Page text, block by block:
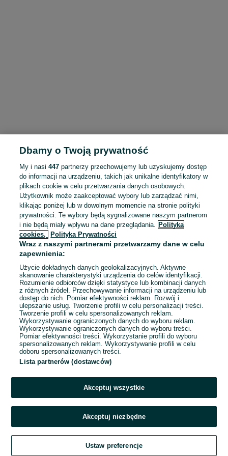
To ogłoszenie nie jest już dostępne
Przejdź na stronę główną
Dbamy o Twoją prywatność
My i nasi447 partnerzy przechowujemy lub uzyskujemy dostęp
do informacji na urządzeniu, takich jak unikalne identyfikatory w
plikach cookie w celu przetwarzania danych osobowych.
Użytkownik może zaakceptować wybory lub zarządzać nimi,
klikając poniżej lub w dowolnym momencie na stronie polityki
prywatności. Te wybory będą sygnalizowane naszym partnerom
i nie będą miały wpływu na dane przeglądania. Polityka
cookies,
Polityka Prywatności
Wraz z naszymi partnerami przetwarzamy dane w celu
zapewnienia:
Użycie dokładnych danych geolokalizacyjnych. Aktywne
skanowanie charakterystyki urządzenia do celów identyfikacji.
Rozumienie odbiorców dzięki statystyce lub kombinacji danych
z różnych źródeł. Przechowywanie informacji na urządzeniu lub
dostęp do nich. Pomiar efektywności reklam. Rozwój i
ulepszanie usług. Tworzenie profili w celu personalizacji treści.
Tworzenie profili w celu spersonalizowanych reklam.
Wykorzystywanie ograniczonych danych do wyboru reklam.
Wykorzystywanie ograniczonych danych do wyboru treści.
Pomiar efektywności treści. Wykorzystanie profili do wyboru
spersonalizowanych reklam. Wykorzystywanie profili w celu
doboru spersonalizowanych treści.
Lista partnerów (dostawców)
Akceptuj wszystkie
Akceptuj niezbędne
Ustaw preferencje